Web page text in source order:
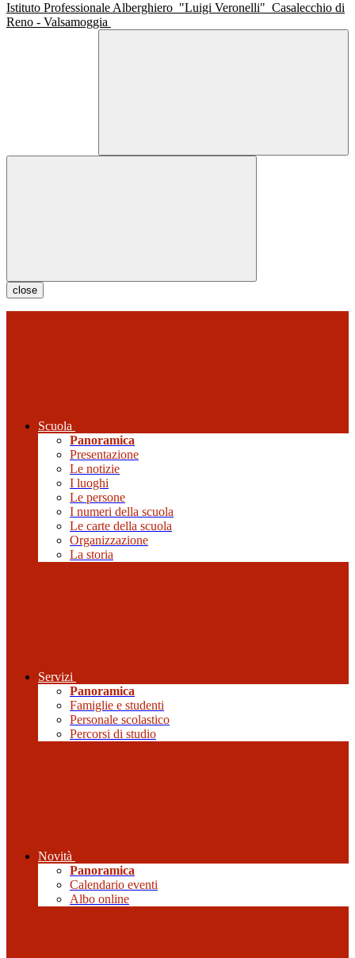
Istituto Professionale Alberghiero "Luigi Veronelli" Casalecchio di
Reno - Valsamoggia
close
Scuola
Panoramica
Presentazione
Le notizie
I luoghi
Le persone
I numeri della scuola
Le carte della scuola
Organizzazione
La storia
Servizi
Panoramica
Famiglie e studenti
Personale scolastico
Percorsi di studio
Novità
Panoramica
Calendario eventi
Albo online